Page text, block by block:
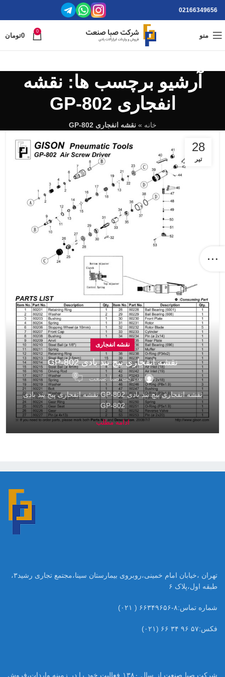
02166349656
منو
0
0تومان
آرشیو برچسب ها: نقشه
انفجاری GP-802
خانه »نقشه انفجاری GP-802
28
تیر
نقشه انفجاری
نقشه انفجاری پیچ بند بادی GP-802
شرکت صبا صنعت 0
نقشه انفجاری پیچ بند بادی GP-802 نقشه انفجاری پیچ بند بادی
GP-802
ادامه مطلب
تهران ،خیابان امام خمینی،روبروی بیمارستان سینا،مجتمع تجاری رشید۳،
طبقه اول،پلاک ۶
شماره تماس:۸-۶۶۳۴۹۶۵۶ ( ۰۲۱)
فکس:۵۷ ۹۶ ۳۴ ۶۶ (۰۲۱)
شرکت صبا صنعت از سال ۱۳۸۰ فعالیت خود را در زمینه واردات،فروش